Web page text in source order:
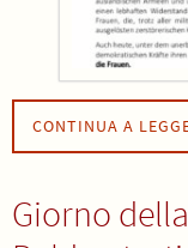
CONTINUA A
Giorno